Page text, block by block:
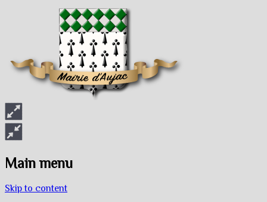
Main menu
Skip to content